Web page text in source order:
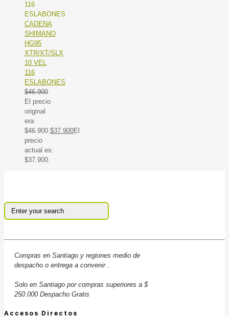
CADENA
SHIMANO
HG95
XTR/XT/SLX
10 VEL
116
ESLABONES
$46.900
El precio
original
era:
$46.900.$37.900El
precio
actual es:
$37.900.
Compras en Santiago y regiones medio de
despacho o entrega a convenir .
Solo en Santiago por compras superiores a $
250.000 Despacho Gratis
Accesos Directos